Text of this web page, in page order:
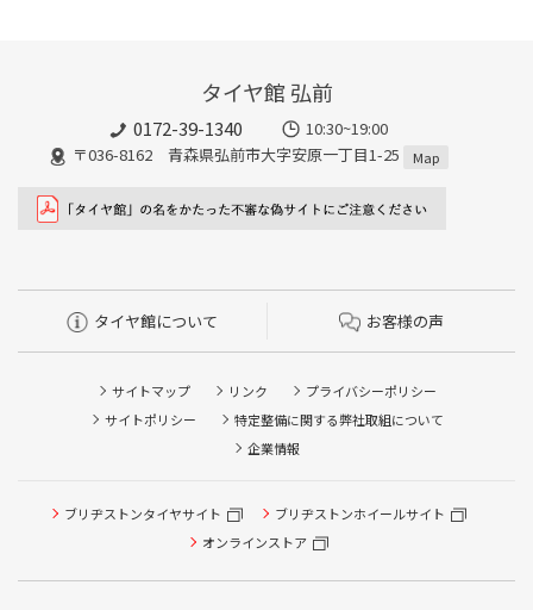
タイヤ館 弘前
0172-39-1340
10:30~19:00
〒036-8162 青森県弘前市大字安原一丁目1-25
Map
タイヤ館について お客様の声
サイトマップ リンク
プライバシーポリシー
サイトポリシー
特定整備に関する弊社取組について
企業情報
ブリヂストンタイヤサイト
ブリヂストンホイールサイト
オンラインストア
タイヤ点検・安全点検/タイヤ履き替え/オイル交換/その他
ピット作業の予約